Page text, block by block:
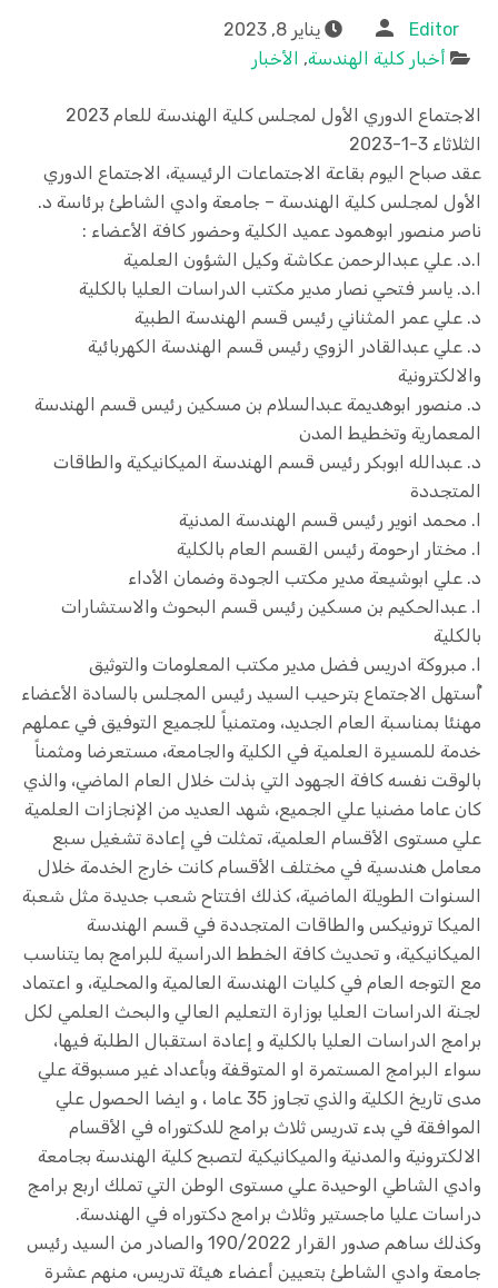
Editor
يناير 8, 2023
أخبار كلية الهندسة, الأخبار
الاجتماع الدوري الأول لمجلس كلية الهندسة للعام 2023
الثلاثاء 3-1-2023
عقد صباح اليوم بقاعة الاجتماعات الرئيسية، الاجتماع الدوري
الأول لمجلس كلية الهندسة – جامعة وادي الشاطئ برئاسة د.
ناصر منصور ابوهمود عميد الكلية وحضور كافة الأعضاء :
ا.د. علي عبدالرحمن عكاشة وكيل الشؤون العلمية
ا.د. ياسر فتحي نصار مدير مكتب الدراسات العليا بالكلية
د. علي عمر المثناني رئيس قسم الهندسة الطبية
د. علي عبدالقادر الزوي رئيس قسم الهندسة الكهربائية
والالكترونية
د. منصور ابوهديمة عبدالسلام بن مسكين رئيس قسم الهندسة
المعمارية وتخطيط المدن
د. عبدالله ابوبكر رئيس قسم الهندسة الميكانيكية والطاقات
المتجددة
ا. محمد انوير رئيس قسم الهندسة المدنية
ا. مختار ارحومة رئيس القسم العام بالكلية
د. علي ابوشيعة مدير مكتب الجودة وضمان الأداء
ا. عبدالحكيم بن مسكين رئيس قسم البحوث والاستشارات
بالكلية
ا. مبروكة ادريس فضل مدير مكتب المعلومات والتوثيق
أُستهل الاجتماع بترحيب السيد رئيس المجلس بالسادة الأعضاء
مهنئا بمناسبة العام الجديد، ومتمنياً للجميع التوفيق في عملهم
خدمة للمسيرة العلمية في الكلية والجامعة، مستعرضا ومثمناً
بالوقت نفسه كافة الجهود التي بذلت خلال العام الماضي، والذي
كان عاما مضنيا علي الجميع، شهد العديد من الإنجازات العلمية
علي مستوى الأقسام العلمية، تمثلت في إعادة تشغيل سبع
معامل هندسية في مختلف الأقسام كانت خارج الخدمة خلال
السنوات الطويلة الماضية، كذلك افتتاح شعب جديدة مثل شعبة
الميكا ترونيكس والطاقات المتجددة في قسم الهندسة
الميكانيكية، و تحديث كافة الخطط الدراسية للبرامج بما يتناسب
مع التوجه العام في كليات الهندسة العالمية والمحلية، و اعتماد
لجنة الدراسات العليا بوزارة التعليم العالي والبحث العلمي لكل
برامج الدراسات العليا بالكلية و إعادة استقبال الطلبة فيها،
سواء البرامج المستمرة او المتوقفة وبأعداد غير مسبوقة علي
مدى تاريخ الكلية والذي تجاوز 35 عاما ، و ايضا الحصول علي
الموافقة في بدء تدريس ثلاث برامج للدكتوراه في الأقسام
الالكترونية والمدنية والميكانيكية لتصبح كلية الهندسة بجامعة
وادي الشاطي الوحيدة علي مستوى الوطن التي تملك اربع برامج
دراسات عليا ماجستير وثلاث برامج دكتوراه في الهندسة.
وكذلك ساهم صدور القرار 190/2022 والصادر من السيد رئيس
جامعة وادي الشاطئ بتعيين أعضاء هيئة تدريس، منهم عشرة